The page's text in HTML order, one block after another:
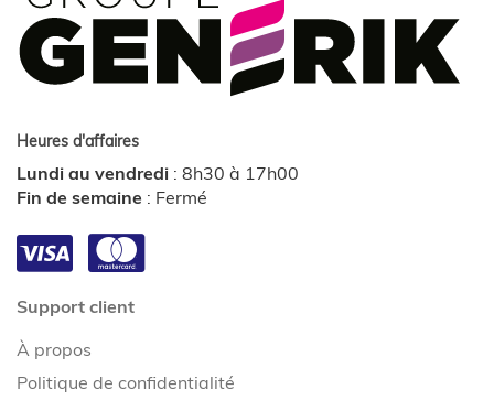
Heures d'affaires
Lundi au vendredi : 8h30 à 17h00
Fin de semaine : Fermé
Support client
À propos
Politique de confidentialité